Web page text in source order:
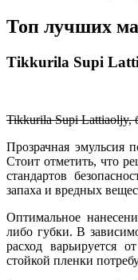
Топ лучших
Tikkurila Supi
Tikkurila Supi Lattiaoljy,
Прозрачная эмульсия
Стоит отметить, что
стандартов
запаха и вредных
Оптимальное
либо губки. В
расход варьируется
стойкой пленки